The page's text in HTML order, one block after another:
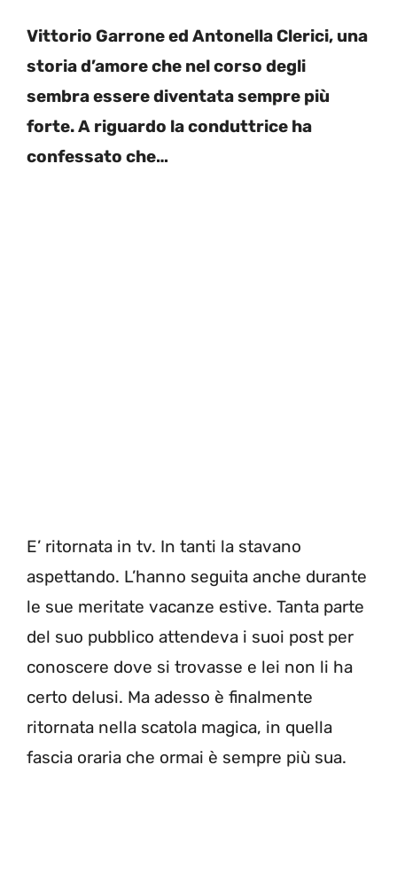
Vittorio Garrone ed Antonella Clerici, una
storia d’amore che nel corso degli
sembra essere diventata sempre più
forte. A riguardo la conduttrice ha
confessato che…
E’ ritornata in tv. In tanti la stavano
aspettando. L’hanno seguita anche durante
le sue meritate vacanze estive. Tanta parte
del suo pubblico attendeva i suoi post per
conoscere dove si trovasse e lei non li ha
certo delusi. Ma adesso è finalmente
ritornata nella scatola magica, in quella
fascia oraria che ormai è sempre più sua.